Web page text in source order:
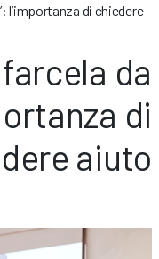
l’importanza di chiedere
da
di
aiuto